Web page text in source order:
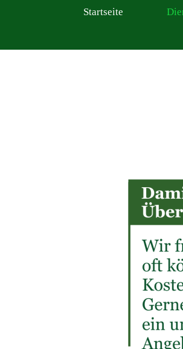
Startseite